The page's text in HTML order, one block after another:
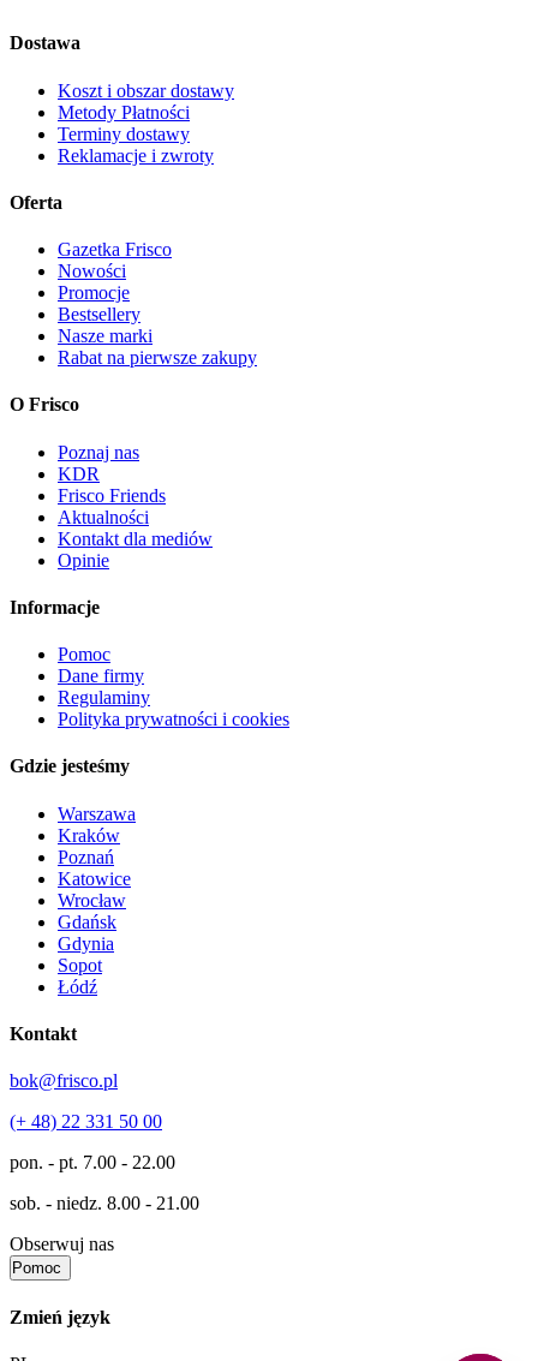
Dostawa
Koszt i obszar dostawy
Metody Płatności
Terminy dostawy
Reklamacje i zwroty
Oferta
Gazetka Frisco
Nowości
Promocje
Bestsellery
Nasze marki
Rabat na pierwsze zakupy
O Frisco
Poznaj nas
KDR
Frisco Friends
Aktualności
Kontakt dla mediów
Opinie
Informacje
Pomoc
Dane firmy
Regulaminy
Polityka prywatności i cookies
Gdzie jesteśmy
Warszawa
Kraków
Poznań
Katowice
Wrocław
Gdańsk
Gdynia
Sopot
Łódź
Kontakt
bok@frisco.pl
(+ 48) 22 331 50 00
pon. - pt. 7.00 - 22.00
sob. - niedz. 8.00 - 21.00
Obserwuj nas
Pomoc
Zmień język